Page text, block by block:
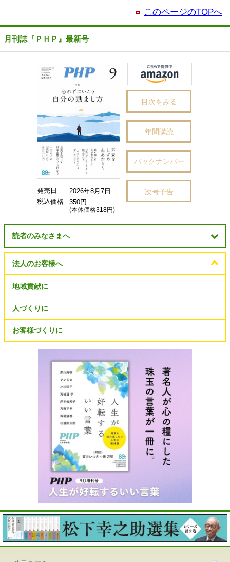
このページのTOPへ
月刊誌『ＰＨＰ』最新号
発売日
2026年8月7日
税込価格
350円
(本体価格318円)
目次をみる
年間購読
バックナンバー
次号予告
読者のみなさまへ
法人のお客様へ
地域貢献に
人づくりに
お客様づくりに